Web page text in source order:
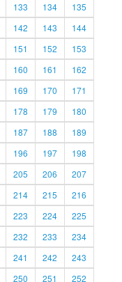
133 134
135
142 143
144
151 152
153
160 161
162
169 170
171
178 179
180
187 188
189
196 197
198
205 206
207
214 215
216
223 224
225
232 233
234
241 242
243
250 251 252